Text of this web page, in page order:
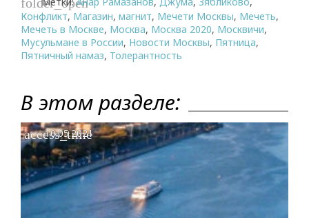
Конфликт, Магазин, магнит, Мечети Москвы, Мечеть,
Мечеть в Москве, Москва, Москва 2020, Москвичи,
Мусульмане в России, Новости Москвы, Пятница,
Пятничный намаз, Толерантность
В этом разделе:
access_time
10.05.2021